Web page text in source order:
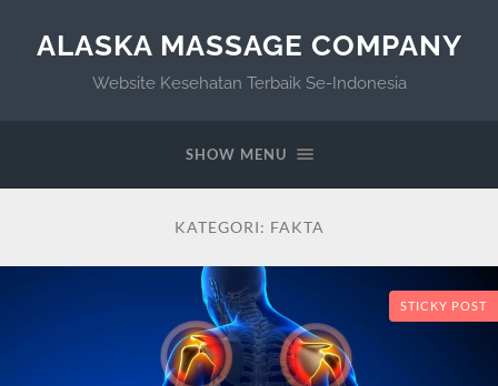
ALASKA MASSAGE COMPANY
Website Kesehatan Terbaik Se-Indonesia
SHOW MENU
KATEGORI: FAKTA
STICKY POST